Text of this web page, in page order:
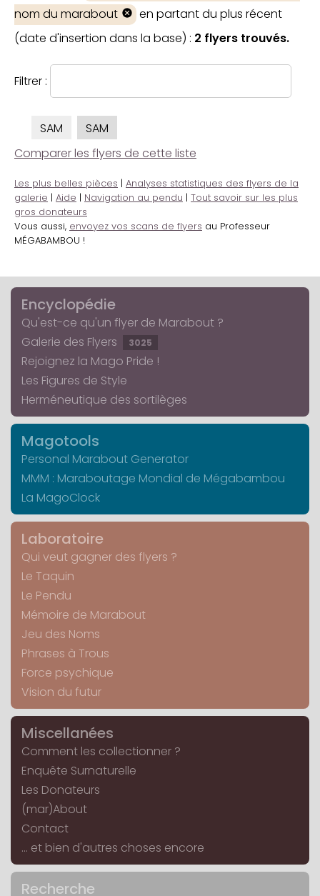
nom du marabout
en partant du plus récent
(date d'insertion dans la base) : 2 flyers trouvés.
Filtrer :
SAM
SAM
Comparer les flyers de cette liste
Les plus belles pièces | Analyses statistiques des flyers de la
galerie | Aide | Navigation au pendu | Tout savoir sur les plus
gros donateurs
Vous aussi, envoyez vos scans de flyers au Professeur
MÉGABAMBOU !
Encyclopédie
Qu'est-ce qu'un flyer de Marabout ?
Galerie des Flyers
3025
Rejoignez la Mago Pride !
Les Figures de Style
Herméneutique des sortilèges
Magotools
Personal Marabout Generator
MMM : Maraboutage Mondial de Mégabambou
La MagoClock
Laboratoire
Qui veut gagner des flyers ?
Le Taquin
Le Pendu
Mémoire de Marabout
Jeu des Noms
Phrases à Trous
Force psychique
Vision du futur
Miscellanées
Comment les collectionner ?
Enquête Surnaturelle
Les Donateurs
(mar)About
Contact
... et bien d'autres choses encore
Recherche